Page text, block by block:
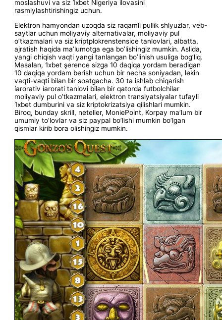
moslashuvi va siz 1xbet Nigeriya ilovasini
rasmiylashtirishingiz uchun.
Elektron hamyondan uzoqda siz raqamli pullik shlyuzlar, veb-
saytlar uchun moliyaviy alternativalar, moliyaviy pul
o’tkazmalari va siz kriptplokrenstensice tanlovlari, albatta,
ajratish haqida ma’lumotga ega bo’lishingiz mumkin. Aslida,
yangi chiqish vaqti yangi tanlangan bo’linish usuliga bog’liq.
Masalan, 1xbet şerence sizga 10 daqiqa yordam beradigan
10 daqiqa yordam berish uchun bir necha soniyadan, lekin
vaqti-vaqti bilan bir soatgacha. 30 ta ishlab chiqarish
íarorativ íarorati tanlovi bilan bir qatorda futbolchilar
moliyaviy pul o’tkazmalari, elektron translyatsiyalar tufayli
1xbet dumburini va siz kriptokrizatsiya qilishlari mumkin.
Biroq, bunday skrill, neteller, MoniePoint, Korpay ma’lum bir
umumiy to’lovlar va siz paypal bo’lishi mumkin bo’lgan
qismlar kirib bora olishingiz mumkin.